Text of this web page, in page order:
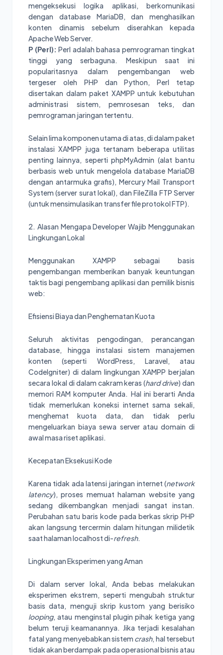
mengeksekusi logika aplikasi, berkomunikasi
dengan database MariaDB, dan menghasilkan
konten dinamis sebelum diserahkan kepada
Apache Web Server.
P (Perl): Perl adalah bahasa pemrograman tingkat
tinggi yang serbaguna. Meskipun saat ini
popularitasnya dalam pengembangan web
tergeser oleh PHP dan Python, Perl tetap
disertakan dalam paket XAMPP untuk kebutuhan
administrasi sistem, pemrosesan teks, dan
pemrograman jaringan tertentu.
Selain lima komponen utama di atas, di dalam paket
instalasi XAMPP juga tertanam beberapa utilitas
penting lainnya, seperti phpMyAdmin (alat bantu
berbasis web untuk mengelola database MariaDB
dengan antarmuka grafis), Mercury Mail Transport
System (server surat lokal), dan FileZilla FTP Server
(untuk mensimulasikan transfer file protokol FTP).
2. Alasan Mengapa Developer Wajib Menggunakan
Lingkungan Lokal
Menggunakan XAMPP sebagai basis
pengembangan memberikan banyak keuntungan
taktis bagi pengembang aplikasi dan pemilik bisnis
web:
Efisiensi Biaya dan Penghematan Kuota
Seluruh aktivitas pengodingan, perancangan
database, hingga instalasi sistem manajemen
konten (seperti WordPress, Laravel, atau
CodeIgniter) di dalam lingkungan XAMPP berjalan
secara lokal di dalam cakram keras (hard drive) dan
memori RAM komputer Anda. Hal ini berarti Anda
tidak memerlukan koneksi internet sama sekali,
menghemat kuota data, dan tidak perlu
mengeluarkan biaya sewa server atau domain di
awal masa riset aplikasi.
Kecepatan Eksekusi Kode
Karena tidak ada latensi jaringan internet (network
latency), proses memuat halaman website yang
sedang dikembangkan menjadi sangat instan.
Perubahan satu baris kode pada berkas skrip PHP
akan langsung tercermin dalam hitungan milidetik
saat halaman localhost di-refresh.
Lingkungan Eksperimen yang Aman
Di dalam server lokal, Anda bebas melakukan
eksperimen ekstrem, seperti mengubah struktur
basis data, menguji skrip kustom yang berisiko
looping, atau menginstal plugin pihak ketiga yang
belum teruji keamanannya. Jika terjadi kesalahan
fatal yang menyebabkan sistem crash, hal tersebut
tidak akan berdampak pada operasional bisnis atau